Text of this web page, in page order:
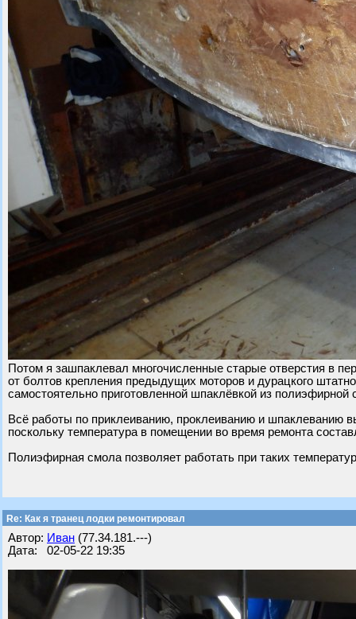
Потом я зашпаклевал многочисленные старые отверстия в
от болтов крепления предыдущих моторов и дурацкого
самостоятельно приготовленной шпаклёвкой из
Всё работы по приклеиванию, проклеиванию и шпаклеванию
поскольку температура в помещении во время ремонта
Полиэфирная смола позволяет работать при таких
Re: Как я транец лодки ремонтировал
Автор: Иван (77.34.181.---)
Дата: 02-05-22 19:35